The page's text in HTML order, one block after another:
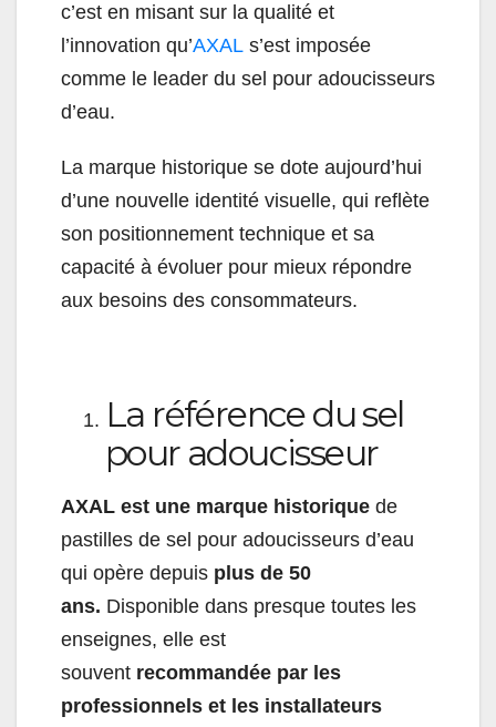
c’est en misant sur la qualité et
l’innovation qu’AXAL s’est imposée
comme le leader du sel pour adoucisseurs
d’eau.
La marque historique se dote aujourd’hui
d’une nouvelle identité visuelle, qui reflète
son positionnement technique et sa
capacité à évoluer pour mieux répondre
aux besoins des consommateurs.
La référence du sel
pour adoucisseur
AXAL est une marque historique de
pastilles de sel pour adoucisseurs d’eau
qui opère depuis plus de 50
ans. Disponible dans presque toutes les
enseignes, elle est
souvent recommandée par les
professionnels et les installateurs